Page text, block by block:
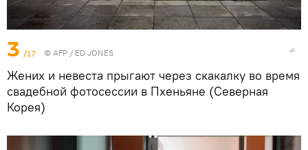
3 /17 © AFP / ED JONES
Жених и невеста прыгают через скакалку во время
свадебной фотосессии в Пхеньяне (Северная
Корея)